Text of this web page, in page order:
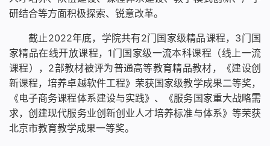
研结合等方面积极探索、锐意改革。
截止2022年底，学院共有2门国家级精品课程，3门国
家精品在线开放课程，1门国家级一流本科课程（线上一流
课程），2部教材被评为普通高等教育精品教材，《建设创
新课程，培养卓越软件工程》荣获国家级教学成果二等奖，
《电子商务课程体系建设与实践》、《服务国家重大战略需
求，创建现代服务业创新创业人才培养标准与体系》等荣获
北京市教育教学成果一等奖。